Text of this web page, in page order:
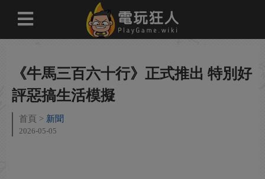
《牛馬三百六十行》正式推出 特別好
評惡搞生活模擬
首頁 新聞
2026-05-05